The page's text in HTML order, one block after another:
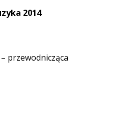
2014
przewodnicząca